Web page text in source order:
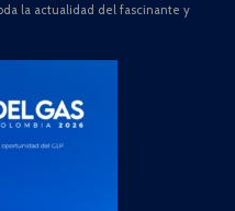
la actualidad del fascinante y